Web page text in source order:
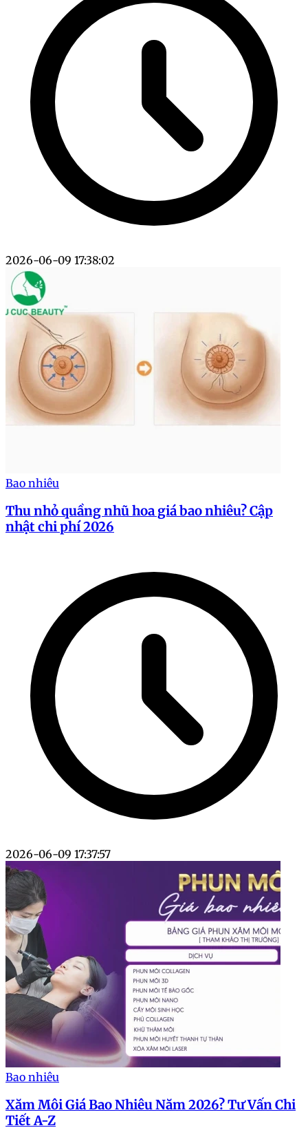
2026-06-09 17:38:02
Bao nhiêu
Thu nhỏ quầng nhũ hoa giá bao nhiêu? Cập
nhật chi phí 2026
2026-06-09 17:37:57
Bao nhiêu
Xăm Môi Giá Bao Nhiêu Năm 2026? Tư Vấn Chi
Tiết A-Z